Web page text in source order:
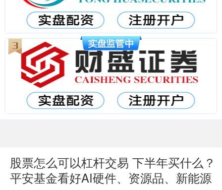
股票怎么可以杠杆交易 下半年买什么？
平安基金看好AI硬件、资源品、新能源